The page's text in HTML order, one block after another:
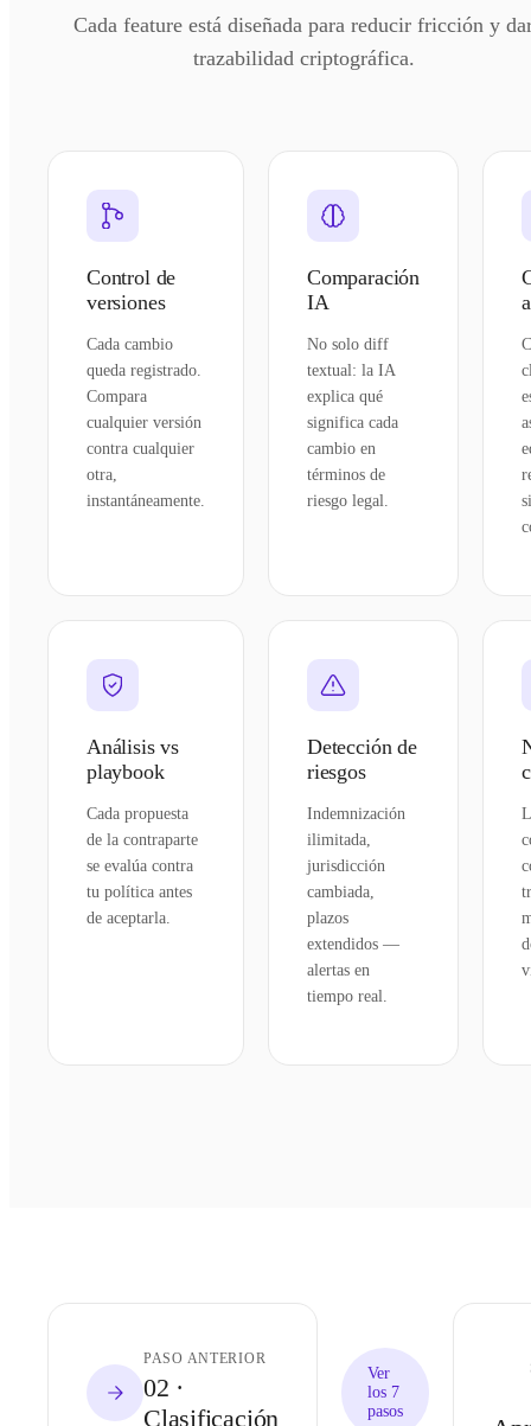
Cada feature está diseñada para reducir fricción y
trazabilidad criptográfica.
Control de
versiones
Cada cambio
queda registrado.
Compara
cualquier versión
contra cualquier
otra,
instantáneamente.
Comparación
IA
No solo diff
textual: la IA
explica qué
significa cada
cambio en
términos de
riesgo legal.
Análisis vs
playbook
Cada propuesta
de la contraparte
se evalúa contra
tu política antes
de aceptarla.
Detección de
riesgos
Indemnización
ilimitada,
jurisdicción
cambiada,
plazos
extendidos —
alertas en
tiempo real.
PASO ANTERIOR
02 ·
Clasificación
Ver
los 7
pasos